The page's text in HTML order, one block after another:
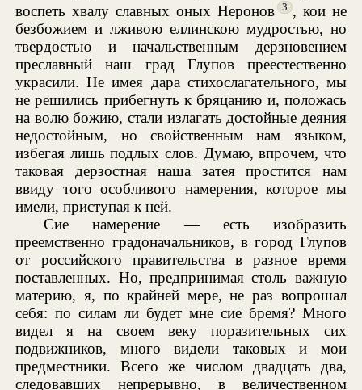
воспеть хвалу славных оных Неронов
3 , кои не
безбожием и лживою еллинскою мудростью, но
твердостью и начальственным дерзновением
преславный наш град Глупов преестественно
украсили. Не имея дара стихослагательного, мы
не решились прибегнуть к бряцанию и, положась
на волю божию, стали излагать достойные деяния
недостойным, но свойственным нам языком,
избегая лишь подлых слов. Думаю, впрочем, что
таковая дерзостная наша затея простится нам
ввиду того особливого намерения, которое мы
имели, приступая к ней.
Сие намерение — есть изобразить
преемственно градоначальников, в город Глупов
от российского правительства в разное время
поставленных. Но, предпринимая столь важную
материю, я, по крайней мере, не раз вопрошал
себя: по силам ли будет мне сие бремя? Много
видел я на своем веку поразительных сих
подвижников, много видели таковых и мои
предместники. Всего же числом двадцать два,
следовавших непрерывно, в величественном